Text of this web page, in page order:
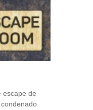
escape de